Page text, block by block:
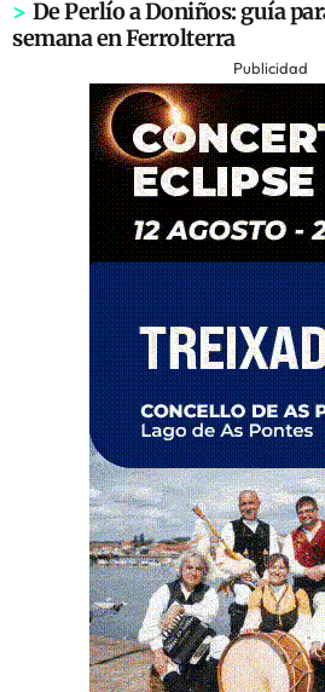
> De Perlío a Doniños: guía
semana en Ferrolterra
Publicidad